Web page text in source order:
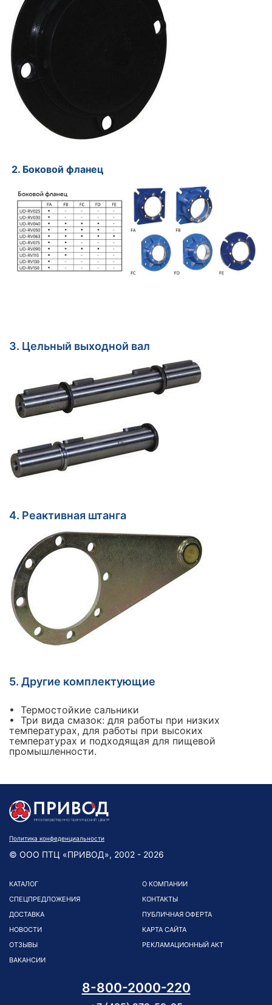
2. Боковой фланец
3. Цельный выходной вал
4. Реактивная штанга
5. Другие комплектующие
• Термостойкие сальники
• Три вида смазок: для работы при низких
температурах, для работы при высоких
температурах и подходящая для пищевой
промышленности.
Политика конфеденциальности
© ООО ПТЦ «ПРИВОД», 2002 - 2026
КАТАЛОГ
СПЕЦПРЕДЛОЖЕНИЯ
ДОСТАВКА
НОВОСТИ
ОТЗЫВЫ
ВАКАНСИИ
О КОМПАНИИ
КОНТАКТЫ
ПУБЛИЧНАЯ ОФЕРТА
КАРТА САЙТА
РЕКЛАМАЦИОННЫЙ АКТ
8-800-2000-220